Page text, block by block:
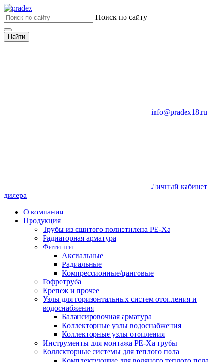
Поиск по сайту
Найти
info@pradex18.ru
Личный кабинет
дилера
О компании
Продукция
Трубы из сшитого полиэтилена PE-Xа
Радиаторная арматура
Фитинги
Аксиальные
Радиальные
Компрессионные/цанговые
Гофротруба
Крепеж и прочее
Узлы для горизонтальных систем отопления и
водоснабжения
Балансировочная арматура
Коллекторные узлы водоснабжения
Коллекторные узлы отопления
Инструменты для монтажа PE-Xа трубы
Коллекторные системы для теплого пола
Комплектующие для водяного теплого пола